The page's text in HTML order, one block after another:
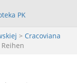
PK
> Cracoviana